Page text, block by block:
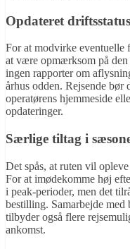
Opdateret driftsstatus
For at modvirke eventuelle
at være opmærksom på
ingen rapporter om
århus odden. Rejsende bør
operatørens hjemmeside
opdateringer.
Særlige tiltag i
Det spås, at ruten vil
For at imødekomme høj
i peak-perioder, men det
bestilling. Samarbejde
tilbyder også flere
ankomst.